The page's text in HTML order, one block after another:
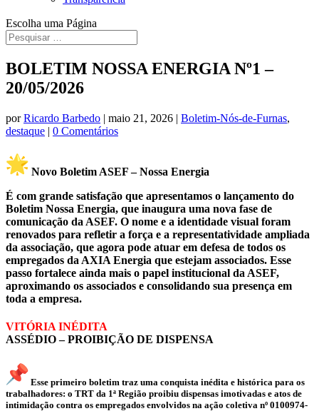
Escolha uma Página
BOLETIM NOSSA ENERGIA Nº1 –
20/05/2026
porRicardo Barbedo | maio 21, 2026 | Boletim-Nós-de-Furnas,
destaque | 0 Comentários
Novo Boletim ASEF – Nossa Energia
É com grande satisfação que apresentamos o lançamento do
Boletim Nossa Energia, que inaugura uma nova fase de
comunicação da ASEF. O nome e a identidade visual foram
renovados para refletir a força e a representatividade ampliada
da associação, que agora pode atuar em defesa de todos os
empregados da AXIA Energia que estejam associados. Esse
passo fortalece ainda mais o papel institucional da ASEF,
aproximando os associados e consolidando sua presença em
toda a empresa.
VITÓRIA INÉDITA
ASSÉDIO – PROIBIÇÃO DE DISPENSA
Esse primeiro boletim traz uma conquista inédita e histórica para os
trabalhadores: o TRT da 1ª Região proibiu dispensas imotivadas e atos de
intimidação contra os empregados envolvidos na ação coletiva nº 0100974-